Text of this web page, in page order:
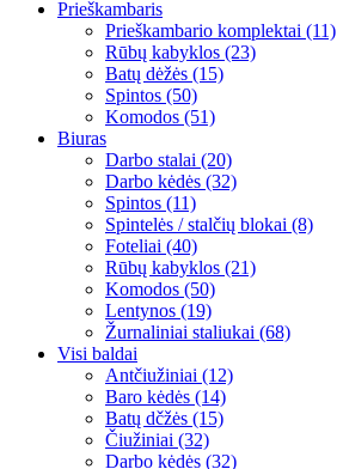
Prieškambaris
Prieškambario komplektai (11)
Rūbų kabyklos (23)
Batų dėžės (15)
Spintos (50)
Komodos (51)
Biuras
Darbo stalai (20)
Darbo kėdės (32)
Spintos (11)
Spintelės / stalčių blokai (8)
Foteliai (40)
Rūbų kabyklos (21)
Komodos (50)
Lentynos (19)
Žurnaliniai staliukai (68)
Visi baldai
Antčiužiniai (12)
Baro kėdės (14)
Batų dčžės (15)
Čiužiniai (32)
Darbo kėdės (32)